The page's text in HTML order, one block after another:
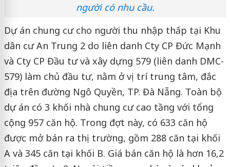
người có nhu cầu.
Dự án chung cư cho người thu nhập thấp tại Khu
dân cư An Trung 2 do liên danh Cty CP Đức Mạnh
và Cty CP Đầu tư và xây dựng 579 (liên danh DMC-
579) làm chủ đầu tư, nằm ở vị trí trung tâm, đắc
địa trên đường Ngô Quyền, TP. Đà Nẵng. Toàn bộ
dự án có 3 khối nhà chung cư cao tầng với tổng
cộng 957 căn hộ. Trong đợt này, có 633 căn hộ
được mở bán ra thị trường, gồm 288 căn tại khối
A và 345 căn tại khối B. Giá bán căn hộ là hơn 16,2